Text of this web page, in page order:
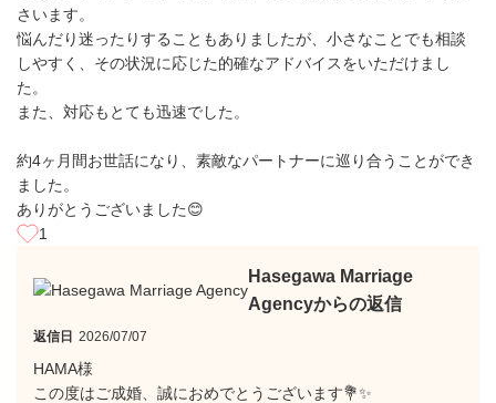
さいます。
悩んだり迷ったりすることもありましたが、小さなことでも相談
しやすく、その状況に応じた的確なアドバイスをいただけまし
た。
また、対応もとても迅速でした。
約4ヶ月間お世話になり、素敵なパートナーに巡り合うことができ
ました。
ありがとうございました😊
1
Hasegawa Marriage
Agencyからの返信
返信日 2026/07/07
HAMA様
この度はご成婚、誠におめでとうございます💐✨